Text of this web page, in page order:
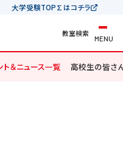
大学受験TOP∑はコチラ
教室検索
MENU
ト＆ニュース一覧 高校生の皆さ